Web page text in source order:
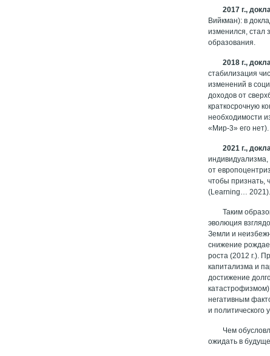
2017 г.,
Вийкман): в
изменился, стал
образования.
2018 г.,
стабилизация
изменений в
доходов от
краткосрочную
необходимости
«Мир-3» его нет).
2021 г.,
индивидуализма,
от
чтобы признать,
(Learning… 2021).
Таким
эволюция
Земли и
снижение
роста (2012 г.).
капитализма и
достижение
негативным
и политического
Чем
ожидать в